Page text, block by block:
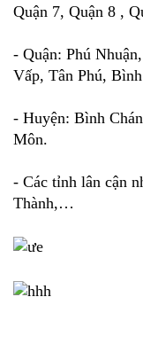
Quận 7, Quận 8 ,
- Quận: Phú
Vấp, Tân Phú,
- Huyện: Bình
Môn.
- Các tỉnh lân cận
Thành,…